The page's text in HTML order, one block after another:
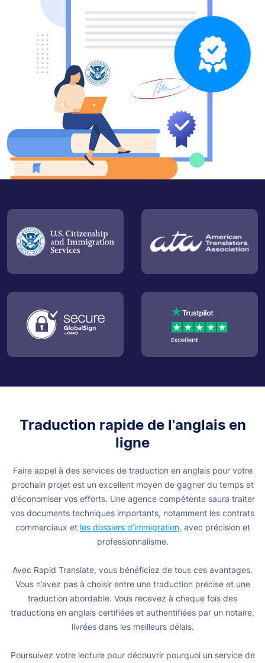
Traduction rapide de l'anglais en
ligne
Faire appel à des services de traduction en anglais pour votre
prochain projet est un excellent moyen de gagner du temps et
d’économiser vos efforts. Une agence compétente saura traiter
vos documents techniques importants, notamment les contrats
commerciaux et les dossiers d’immigration, avec précision et
professionnalisme.
Avec Rapid Translate, vous bénéficiez de tous ces avantages.
Vous n’avez pas à choisir entre une traduction précise et une
traduction abordable. Vous recevez à chaque fois des
traductions en anglais certifiées et authentifiées par un notaire,
livrées dans les meilleurs délais.
Poursuivez votre lecture pour découvrir pourquoi un service de